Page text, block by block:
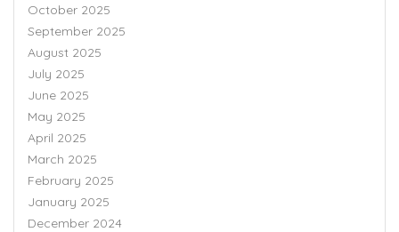
October 2025
September 2025
August 2025
July 2025
June 2025
May 2025
April 2025
March 2025
February 2025
January 2025
December 2024